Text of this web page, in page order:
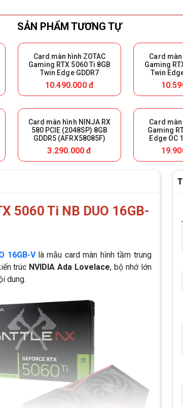
SẢN PHẨM TƯƠNG TỰ
Card màn hình ZOTAC
Gaming RTX 5060 Ti 8GB
Twin Edge GDDR7
10.490.000 đ
Card màn
Gaming
Twin
Card màn hình NINJA RX
580 PCIE (2048SP) 8GB
GDDR5 (AFRX58085F)
3.290.000 đ
Card màn
Gaming
Edge OC
5060 Ti NB DUO 16GB-
16GB-Vlà mẫu card màn hình tầm trung
trúc NVIDIA Ada Lovelace, bộ nhớ lớn
dung.